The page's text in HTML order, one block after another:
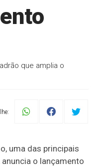
que amplia o
uma das principais
o lançamento